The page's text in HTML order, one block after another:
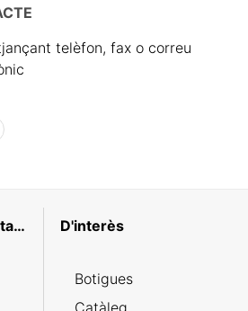
telèfon, fax o correu
Perfil d'el contractant D'interès
Botigues
Catàleg